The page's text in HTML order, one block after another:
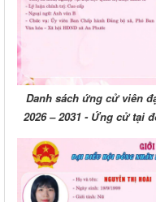
Danh sách ứng cử viên
2026 – 2031 - Ứng cử tại